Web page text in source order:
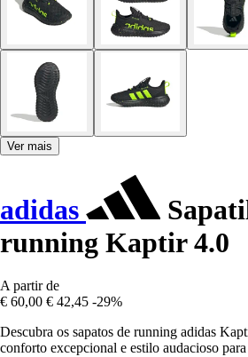
Ver mais
adidas
running Kaptir 4.0
A partir de
€ 60,00 € 42,45 -29%
Descubra os sapatos de running adidas
conforto excepcional e estilo audacioso